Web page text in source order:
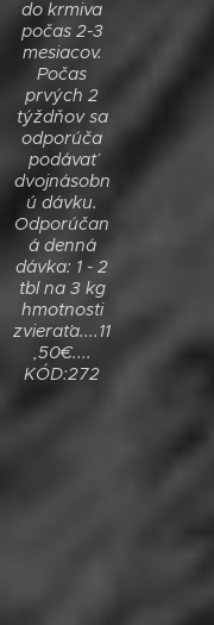
do krmiva
počas 2-3
mesiacov.
Počas
prvých 2
týždňov sa
odporúča
podávať
dvojnásobn
ú dávku.
Odporúčan
á denná
dávka: 1 - 2
tbl na 3 kg
hmotnosti
zvieraťa....11
,50€....
KÓD:272